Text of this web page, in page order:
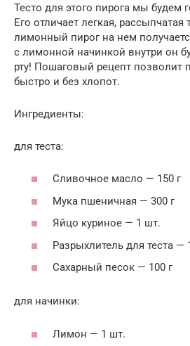
Тесто для этого пирога мы будем
Его отличает легкая, рассыпчатая
лимонный пирог на нем
с лимонной начинкой внутри он
рту! Пошаговый рецепт позволит
быстро и без хлопот.
Ингредиенты:
для теста:
Сливочное масло — 150 г
Мука пшеничная — 300 г
Яйцо куриное — 1 шт.
Разрыхлитель для теста —
Сахарный песок — 100 г
для начинки:
Лимон — 1 шт.